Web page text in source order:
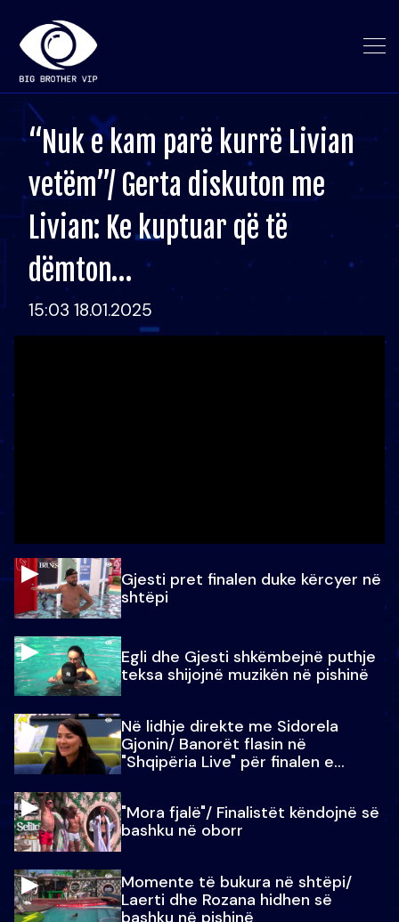
“Nuk e kam parë kurrë Livian
vetëm”/ Gerta diskuton me
Livian: Ke kuptuar që të
dëmton…
15:03 18.01.2025
Gjesti pret finalen duke kërcyer në
shtëpi
Egli dhe Gjesti shkëmbejnë puthje
teksa shijojnë muzikën në pishinë
Në lidhje direkte me Sidorela
Gjonin/ Banorët flasin në
"Shqipëria Live" për finalen e
"Mora fjalë"/ Finalistët këndojnë së
bashku në oborr
Momente të bukura në shtëpi/
Laerti dhe Rozana hidhen së
bashku në pishinë